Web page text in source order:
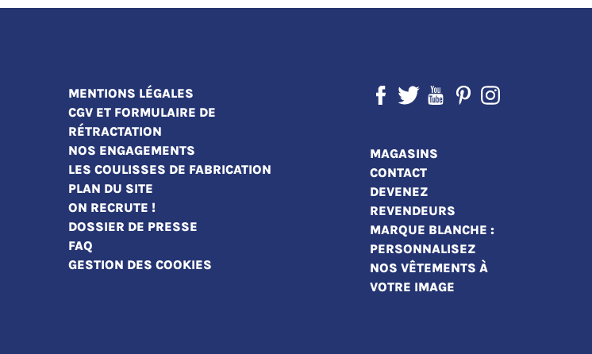
MENTIONS LÉGALES
CGV ET FORMULAIRE DE
RÉTRACTATION
NOS ENGAGEMENTS
LES COULISSES DE FABRICATION
PLAN DU SITE
ON RECRUTE !
DOSSIER DE PRESSE
FAQ
GESTION DES COOKIES
MAGASINS
CONTACT
DEVENEZ
REVENDEURS
MARQUE BLANCHE :
PERSONNALISEZ
NOS VÊTEMENTS À
VOTRE IMAGE